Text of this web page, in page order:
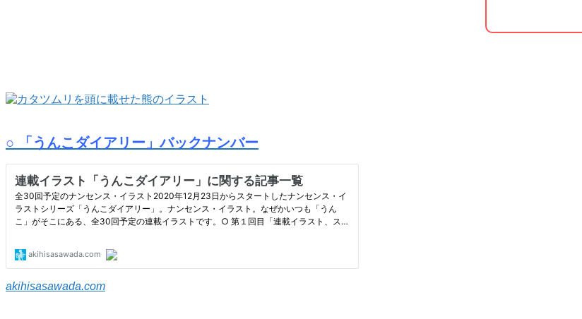
○ 「うんこダイアリー」バックナンバー
akihisasawada.com